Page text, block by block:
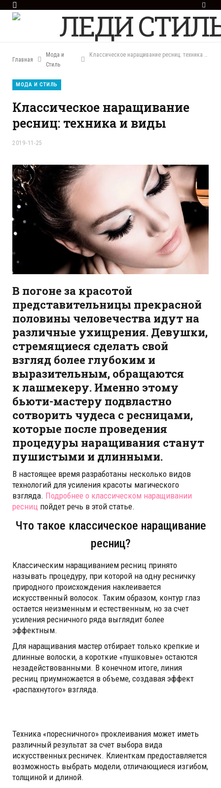
e
Главная
Мода и
Стиль
Классическое наращивание ресниц: техника и виды
МОДА И СТИЛЬ
Классическое наращивание
ресниц: техника и виды
2019-11-25
В погоне за красотой
представительницы прекрасной
половины человечества идут на
различные ухищрения. Девушки,
стремящиеся сделать свой
взгляд более глубоким и
выразительным, обращаются
к лашмекеру. Именно этому
бьюти-мастеру подвластно
сотворить чудеса с ресницами,
которые после проведения
процедуры наращивания станут
пушистыми и длинными.
В настоящее время разработаны несколько видов
технологий для усиления красоты магического
взгляда. Подробнее о классическом наращивании
ресниц пойдет речь в этой статье.
Что такое классическое наращивание
ресниц?
Классическим наращиванием ресниц принято
называть процедуру, при которой на одну ресничку
природного происхождения наклеивается
искусственный волосок. Таким образом, контур глаз
остается неизменным и естественным, но за счет
усиления ресничного ряда выглядит более
эффектным.
Для наращивания мастер отбирает только крепкие и
длинные волоски, а короткие «пушковые» остаются
незадействованными. В конечном итоге, линия
ресниц приумножается в объеме, создавая эффект
«распахнутого» взгляда.
Техника «поресничного» проклеивания может иметь
различный результат за счет выбора вида
искусственных ресничек. Клиенткам предоставляется
возможность выбрать модели, отличающиеся изгибом,
толщиной и длиной.